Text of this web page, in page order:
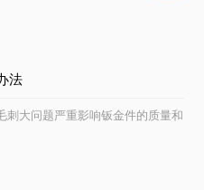
法
刺大问题严重影响钣金件的质量和